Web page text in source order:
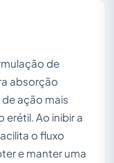
de
absorção
ação mais
Ao inibir a
o fluxo
e manter uma